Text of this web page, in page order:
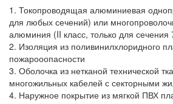
1. Токопроводящая алюминиевая
для любых сечений) или
алюминия (II класс, только для
2. Изоляция из поливинилхлоридного
пожарооопасности
3. Оболочка из нетканой технической
многожильных кабелей с секторными
4. Наружное покрытие из мягкой ПВХ